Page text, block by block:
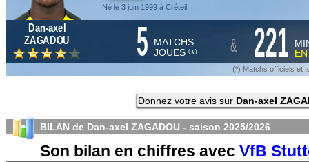
Né le 3 juin 1999 à Créteil
Dan-axel
ZAGADOU
5 MATCHS
JOUES (*) & 221
(*) Matchs officiels et
Donnez votre avis sur Dan-axel
BILAN de Dan-axel ZAGADOU - saison 2025/2026
Son bilan en chiffres avec VfB